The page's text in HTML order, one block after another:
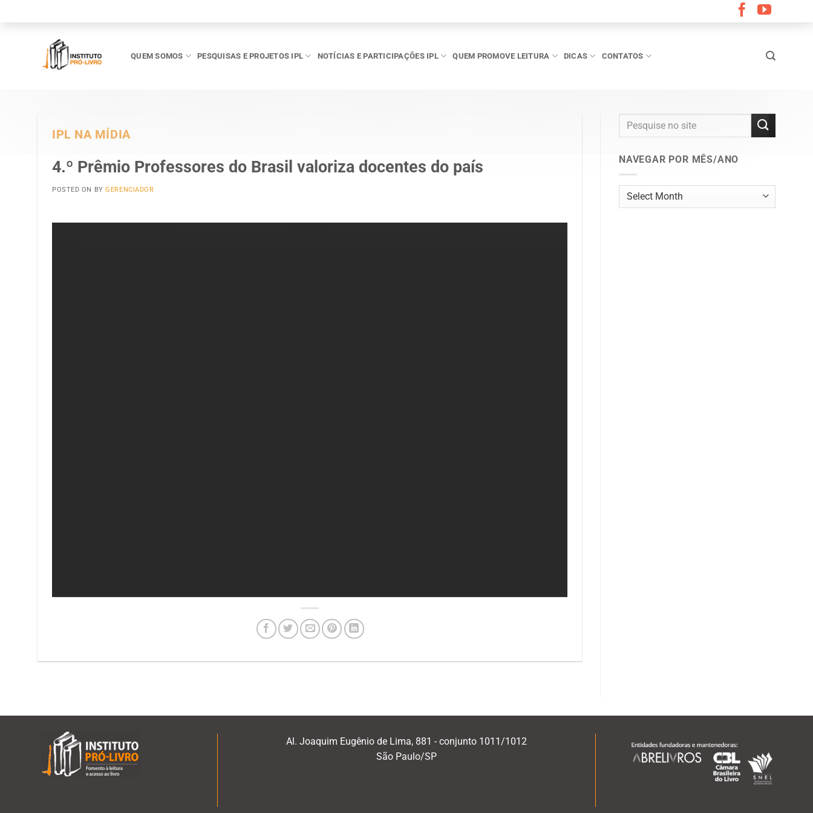
QUEM SOMOS PESQUISAS E PROJETOS IPL NOTÍCIAS E PARTICIPAÇÕES IPL QUEM PROMOVE LEITURA DICAS CONTATOS
IPL NA MÍDIA
4.º Prêmio Professores do Brasil valoriza docentes do país
POSTED ON BYGERENCIADOR
NAVEGAR POR MÊS/ANO
Navegar
por
Al. Joaquim Eugênio de Lima, 881 - conjunto 1011/1012
São Paulo/SP